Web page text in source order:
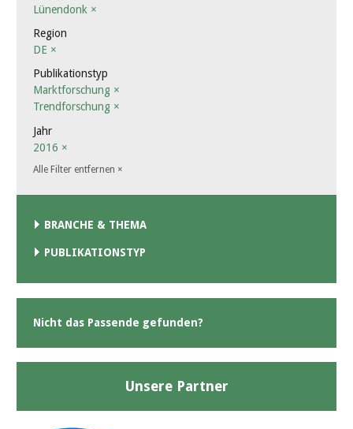
Lünendonk ×
Region
DE ×
Publikationstyp
Marktforschung ×
Trendforschung ×
Jahr
2016 ×
Alle Filter entfernen ×
BRANCHE & THEMA
PUBLIKATIONSTYP
Nicht das Passende gefunden?
Unsere Partner